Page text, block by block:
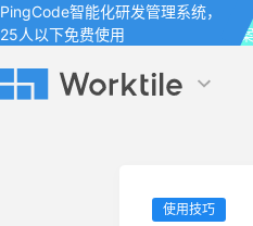
PingCode智能化研发管理系统，
25人以下免费使用
Worktile 旗下
Worktile 旗下
Worktile 旗下
使用技巧